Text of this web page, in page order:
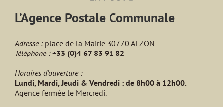
L’Agence Postale Communale
Adresse :place de la Mairie 30770 ALZON
Téléphone : +33 (0)4 67 83 91 82
Horaires d’ouverture :
Lundi, Mardi, Jeudi & Vendredi : de 8h00 à 12h00.
Agence fermée le Mercredi.